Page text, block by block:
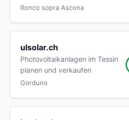
Ronco sopra Ascona
ulsolar.ch
Photovoltaikanlagen im Tessin
planen und verkaufen
Gorduno